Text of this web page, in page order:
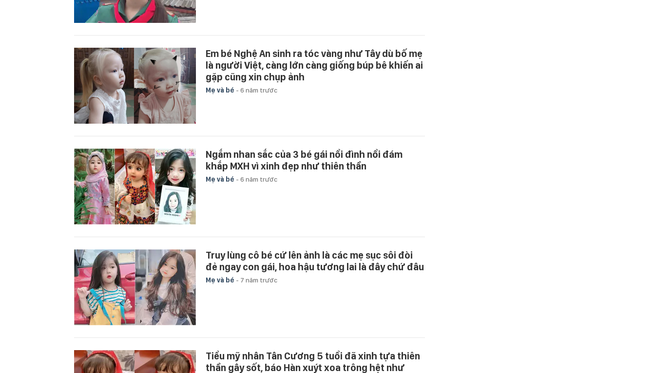
Em bé Nghệ An sinh ra tóc vàng như Tây dù bố mẹ
là người Việt, càng lớn càng giống búp bê khiến ai
gặp cũng xin chụp ảnh
Mẹ và bé - 6 năm trước
Ngắm nhan sắc của 3 bé gái nổi đình nổi đám
khắp MXH vì xinh đẹp như thiên thần
Mẹ và bé - 6 năm trước
Truy lùng cô bé cứ lên ảnh là các mẹ sục sôi đòi
đẻ ngay con gái, hoa hậu tương lai là đây chứ đâu
Mẹ và bé - 7 năm trước
Tiểu mỹ nhân Tân Cương 5 tuổi đã xinh tựa thiên
thần gây sốt, báo Hàn xuýt xoa trông hệt như